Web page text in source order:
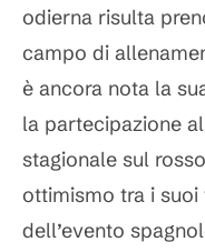
odierna risulta
campo di
è ancora nota la
la partecipazione
stagionale sul
ottimismo tra i
dell’evento